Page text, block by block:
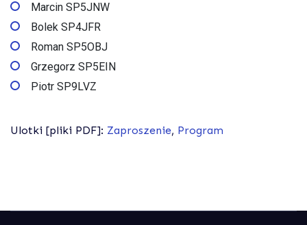
Marcin SP5JNW
Bolek SP4JFR
Roman SP5OBJ
Grzegorz SP5EIN
Piotr SP9LVZ
Ulotki [pliki PDF]: Zaproszenie, Program